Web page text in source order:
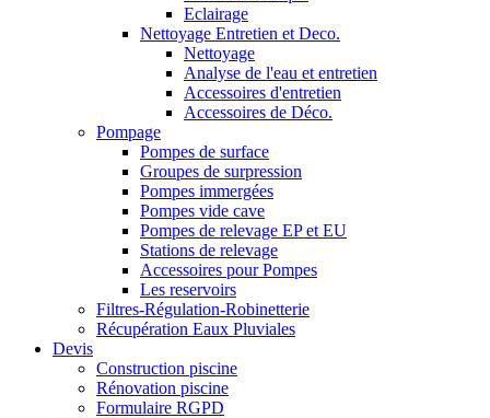
Eclairage
Nettoyage Entretien et Deco.
Nettoyage
Analyse de l'eau et entretien
Accessoires d'entretien
Accessoires de Déco.
Pompage
Pompes de surface
Groupes de surpression
Pompes immergées
Pompes vide cave
Pompes de relevage EP et EU
Stations de relevage
Accessoires pour Pompes
Les reservoirs
Filtres-Régulation-Robinetterie
Récupération Eaux Pluviales
Devis
Construction piscine
Rénovation piscine
Formulaire RGPD